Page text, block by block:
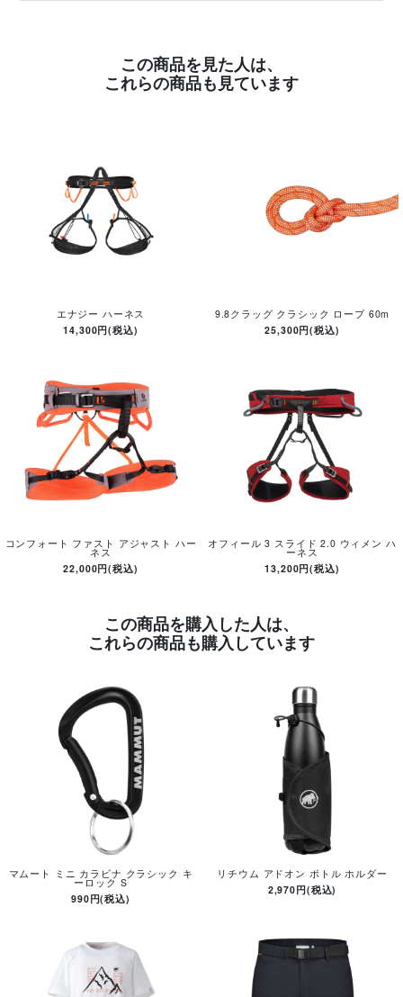
この商品を見た人は、
これらの商品も見ています
エナジー ハーネス
14,300円(税込)
9.8クラッグ クラシック ロープ 60m
25,300円(税込)
コンフォート ファスト アジャスト ハー
ネス
22,000円(税込)
オフィール 3 スライド 2.0 ウィメン ハ
ーネス
13,200円(税込)
この商品を購入した人は、
これらの商品も購入しています
マムート ミニ カラビナ クラシック キ
ーロック S
990円(税込)
リチウム アドオン ボトル ホルダー
2,970円(税込)